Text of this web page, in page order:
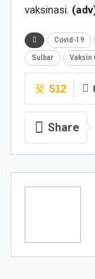
vaksinasi.
Covid-19
Sulbar Vaksin
512
Share